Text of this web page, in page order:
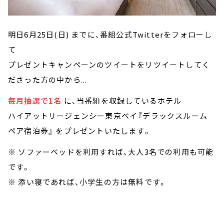
明日6月25日(日) までに、番組公式Twitterをフォローし
て
プレゼントキャンペーンのツイートをリツイートしてく
ださった方の中から...
毎月抽選で1名 に、当番組を収録しているホテル
ハイアットリージェンシー東京ベイ『デラックスルーム
ペア宿泊券』 をプレゼントいたします。
※ ソファーベッドを利用すれば、大人3名での利用も可能
です。
※ 添い寝であれば、小学生の方は無料です。